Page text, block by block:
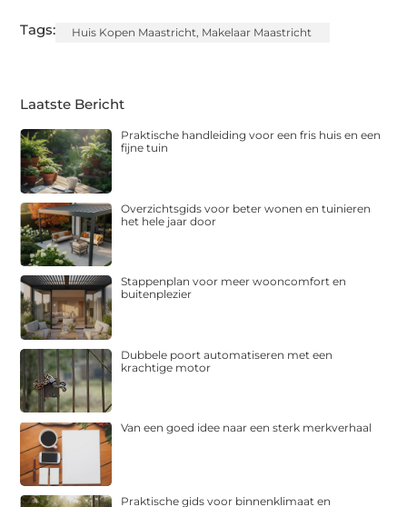
Tags: Huis Kopen Maastricht, Makelaar Maastricht
Laatste Bericht
Praktische handleiding voor een fris huis en een
fijne tuin
Overzichtsgids voor beter wonen en tuinieren
het hele jaar door
Stappenplan voor meer wooncomfort en
buitenplezier
Dubbele poort automatiseren met een
krachtige motor
Van een goed idee naar een sterk merkverhaal
Praktische gids voor binnenklimaat en